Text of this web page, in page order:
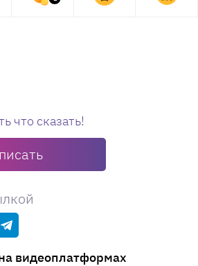
что сказать!
видеоплатформах